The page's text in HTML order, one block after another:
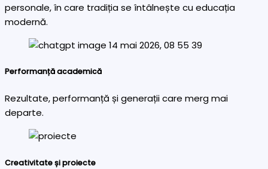
personale, în care tradiția se întâlnește cu educația
modernă.
Performanță academică
Rezultate, performanță și generații care merg mai
departe.
Creativitate și proiecte